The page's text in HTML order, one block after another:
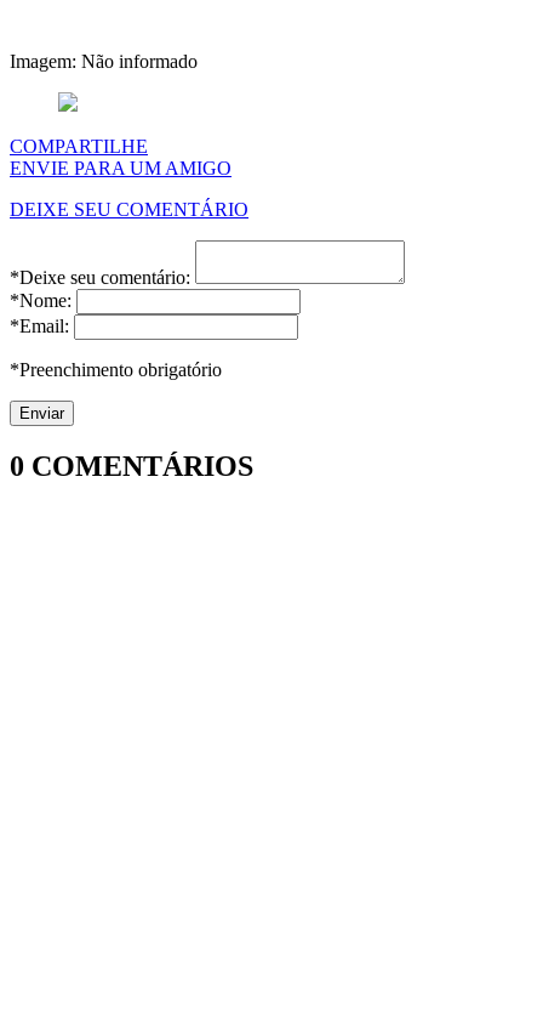
Imagem: Não informado
COMPARTILHE
ENVIE PARA UM AMIGO
DEIXE SEU COMENTÁRIO
*Deixe seu comentário:
*Nome:
*Email:
*Preenchimento obrigatório
0 COMENTÁRIOS